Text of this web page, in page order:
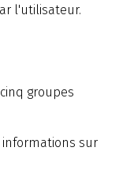
l'utilisateur.
groupes
informations sur